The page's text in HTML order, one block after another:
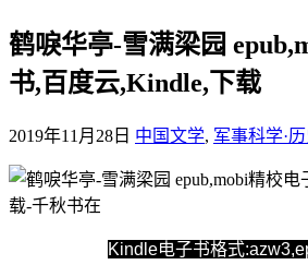
鹤唳华亭-雪满梁园
书,百度云,Kindle,下载
2019年11月28日 中国文学, 军事科学·
Kindle电子书格式